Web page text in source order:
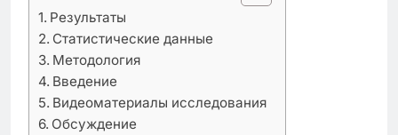
Результаты
Статистические данные
Методология
Введение
Видеоматериалы исследования
Обсуждение